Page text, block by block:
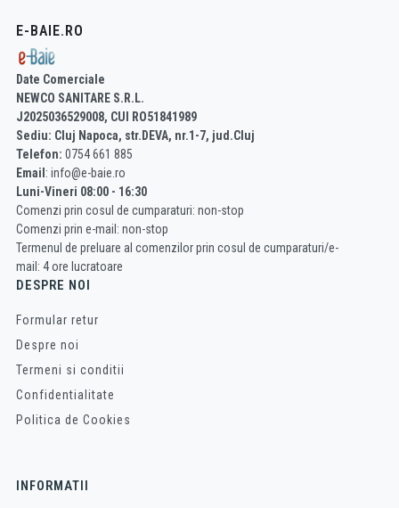
E-BAIE.RO
Date Comerciale
NEWCO SANITARE S.R.L.
J2025036529008, CUI RO51841989
Sediu: Cluj Napoca, str.DEVA, nr.1-7, jud.Cluj
Telefon: 0754 661 885
Email : info@e-baie.ro
Luni-Vineri 08:00 - 16:30
Comenzi prin cosul de cumparaturi: non-stop
Comenzi prin e-mail: non-stop
Termenul de preluare al comenzilor prin cosul de cumparaturi/e-
mail: 4 ore lucratoare
DESPRE NOI
Formular retur
Despre noi
Termeni si conditii
Confidentialitate
Politica de Cookies
INFORMATII